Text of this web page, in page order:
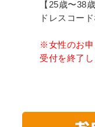
【25歳〜38
ドレスコー
※女性のお申
受付を終了し